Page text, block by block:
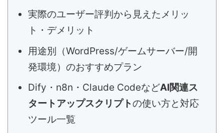
実際のユーザー評判から見えたメリッ
ト・デメリット
用途別（WordPress/ゲームサーバー/開
発環境）のおすすめプラン
Dify・n8n・Claude CodeなどAI関連ス
タートアップスクリプトの使い方と対応
ツール一覧